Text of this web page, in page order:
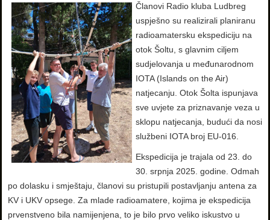
Članovi Radio kluba Ludbreg
uspješno su realizirali planiranu
radioamatersku ekspediciju na
otok Šoltu, s glavnim ciljem
sudjelovanja u međunarodnom
IOTA (Islands on the Air)
natjecanju. Otok Šolta ispunjava
sve uvjete za priznavanje veza u
sklopu natjecanja, budući da nosi
službeni IOTA broj EU-016.
Ekspedicija je trajala od 23. do
30. srpnja 2025. godine. Odmah
po dolasku i smještaju, članovi su pristupili postavljanju antena za
KV i UKV opsege. Za mlade radioamatere, kojima je ekspedicija
prvenstveno bila namijenjena, to je bilo prvo veliko iskustvo u